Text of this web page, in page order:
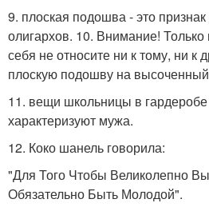
9. плоская подошва - это
олигархов. 10. Внимание!
себя не относите ни к тому, ни к
плоскую подошву на высоченный
11. вещи школьницы в
характеризуют мужа.
12. Коко шанель говорила:
"Для Того Чтобы Великолепно
Обязательно Быть Молодой".